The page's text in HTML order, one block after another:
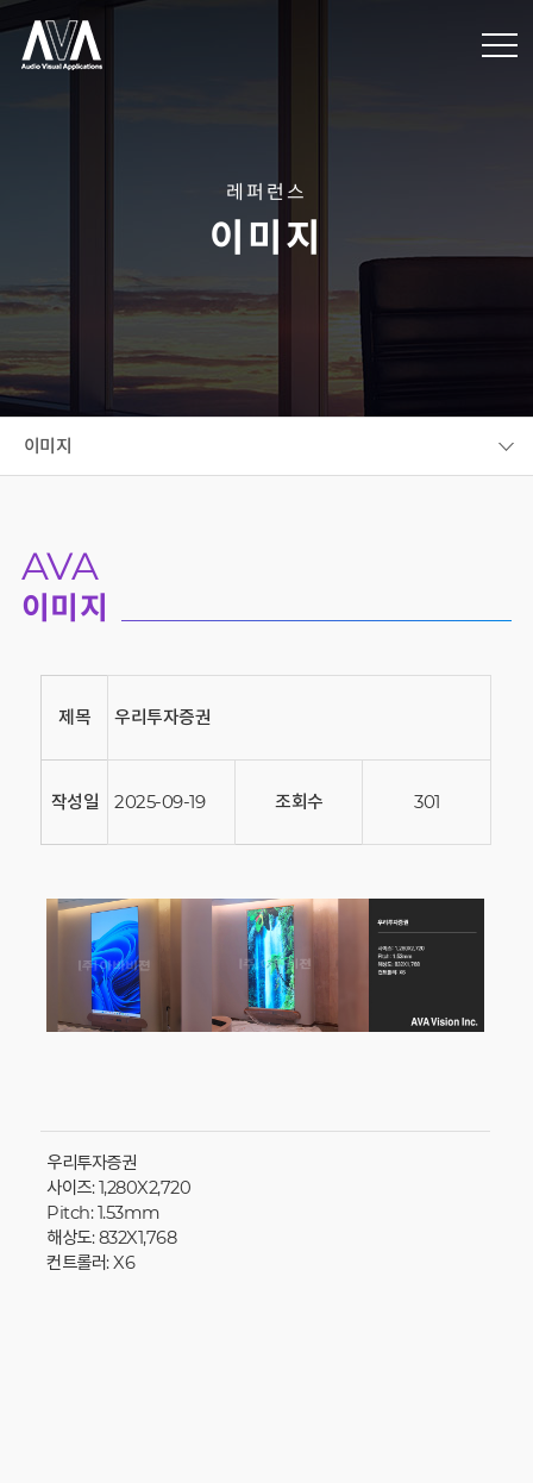
레퍼런스
이미지
이미지
AVA
이미지
제목 우리투자증권
작성일 2025-09-19 조회수 301
우리투자증권
사이즈: 1,280X2,720
Pitch: 1.53mm
해상도: 832X1,768
컨트롤러: X6